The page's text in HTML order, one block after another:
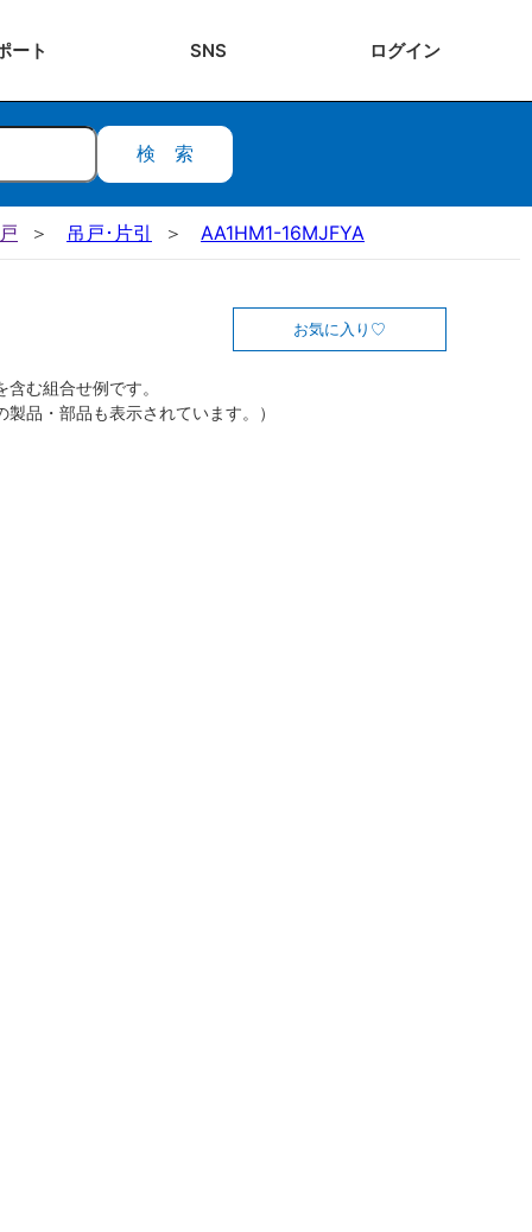
ート SNS ログイン
検索
吊戸･片引 AA1HM1-16MJFYA
お気に入り
む組合せ例です。
製品・部品も表示されています。）